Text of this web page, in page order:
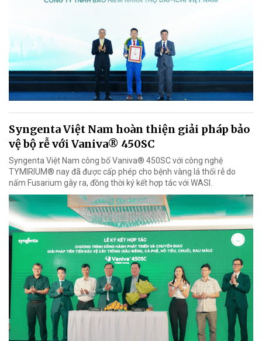
Syngenta Việt Nam hoàn thiện giải pháp bảo
vệ bộ rễ với Vaniva® 450SC
Syngenta Việt Nam công bố Vaniva® 450SC với công nghệ
TYMIRIUM® nay đã được cấp phép cho bệnh vàng lá thối rễ do
nấm Fusarium gây ra, đồng thời ký kết hợp tác với WASI.